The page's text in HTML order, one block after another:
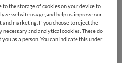
Verpleeghuis |
Rijn
to the storage of cookies on your device to
website usage, and help us improve our
and marketing. If you choose to reject the
necessary and analytical cookies. These do
as a person. You can indicate this under